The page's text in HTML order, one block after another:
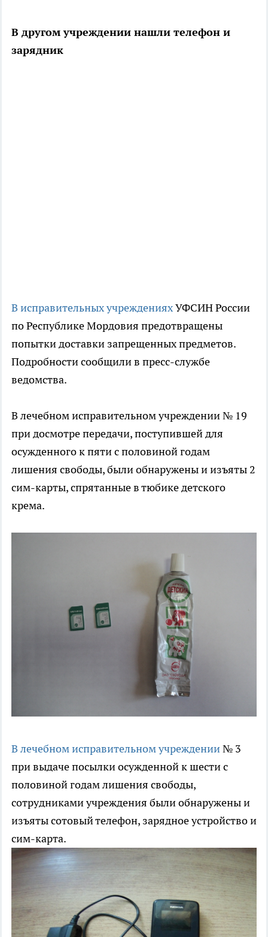
В другом учреждении нашли телефон и
зарядник
В исправительных учрежденияхУФСИН России
по Республике Мордовия предотвращены
попытки доставки запрещенных предметов.
Подробности сообщили в пресс-службе
ведомства.
В лечебном исправительном учреждении № 19
при досмотре передачи, поступившей для
осужденного к пяти с половиной годам
лишения свободы, были обнаружены и изъяты 2
сим-карты, спрятанные в тюбике детского
крема.
В лечебном исправительном учреждении№ 3
при выдаче посылки осужденной к шести с
половиной годам лишения свободы,
сотрудниками учреждения были обнаружены и
изъяты сотовый телефон, зарядное устройство и
сим-карта.